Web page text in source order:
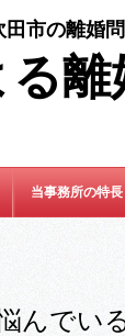
市の離婚
離
当事務所の特長
んでい